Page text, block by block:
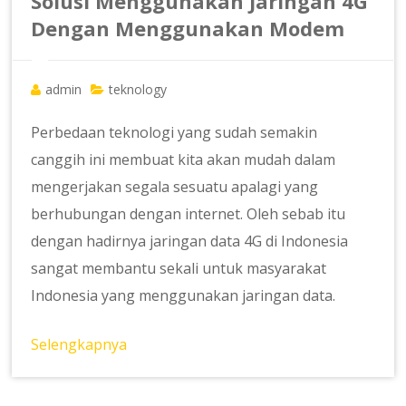
Dengan Menggunakan Modem
admin teknology
Perbedaan teknologi yang sudah semakin
canggih ini membuat kita akan mudah dalam
mengerjakan segala sesuatu apalagi yang
berhubungan dengan internet. Oleh sebab itu
dengan hadirnya jaringan data 4G di Indonesia
sangat membantu sekali untuk masyarakat
Indonesia yang menggunakan jaringan data.
Selengkapnya